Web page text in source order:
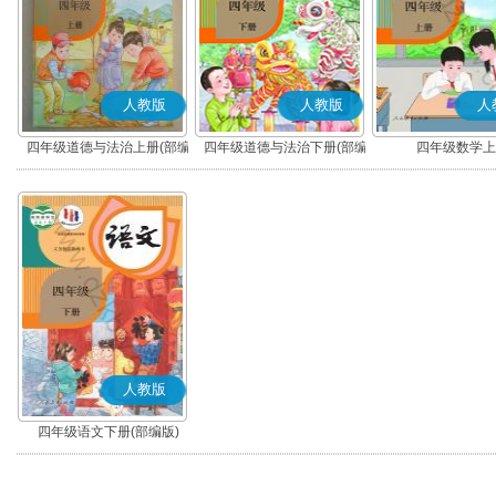
人教版
四年级道德与法治上册(部编
版)
人教版
四年级道德与法治下册(部编
版)
人
四年级数学
人教版
四年级语文下册(部编版)